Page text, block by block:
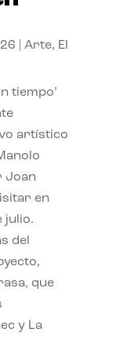
Arte, El
tiempo’
artístico
Joan
en
julio.
del
que
y La